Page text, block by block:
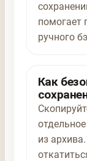
помогает
ручного
Как
из